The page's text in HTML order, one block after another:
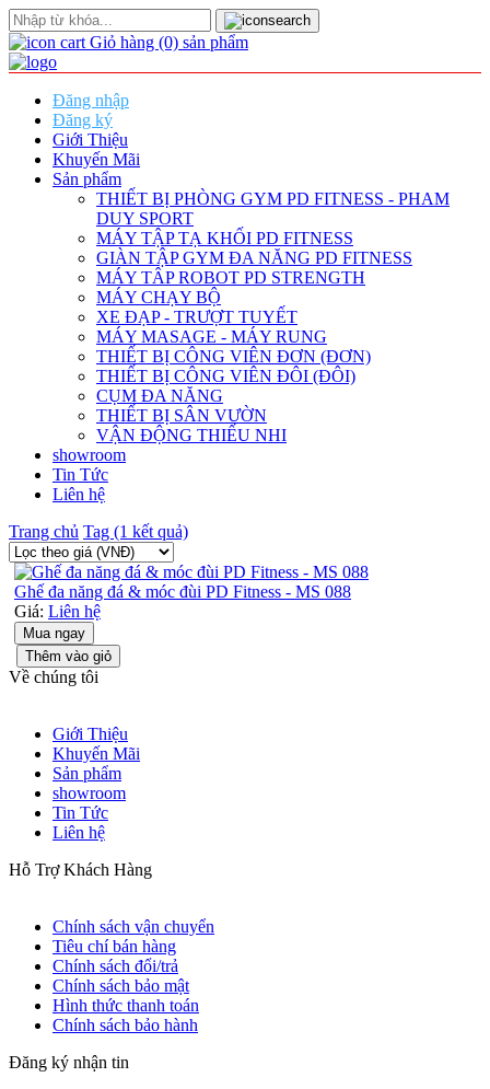
Giỏ hàng (0) sản phẩm
Đăng nhập
Đăng ký
Giới Thiệu
Khuyến Mãi
Sản phẩm
THIẾT BỊ PHÒNG GYM PD FITNESS - PHAM
DUY SPORT
MÁY TẬP TẠ KHỐI PD FITNESS
GIÀN TẬP GYM ĐA NĂNG PD FITNESS
MÁY TÂP ROBOT PD STRENGTH
MÁY CHẠY BỘ
XE ĐẠP - TRƯỢT TUYẾT
MÁY MASAGE - MÁY RUNG
THIẾT BỊ CÔNG VIÊN ĐƠN (ĐƠN)
THIẾT BỊ CÔNG VIÊN ĐÔI (ĐÔI)
CỤM ĐA NĂNG
THIẾT BỊ SÂN VƯỜN
VẬN ĐỘNG THIẾU NHI
showroom
Tin Tức
Liên hệ
Trang chủ Tag (1 kết quả)
Ghế đa năng đá & móc đùi PD Fitness - MS 088
Giá: Liên hệ
Mua ngay
Thêm vào giỏ
Về chúng tôi
Giới Thiệu
Khuyến Mãi
Sản phẩm
showroom
Tin Tức
Liên hệ
Hỗ Trợ Khách Hàng
Chính sách vận chuyển
Tiêu chí bán hàng
Chính sách đổi/trả
Chính sách bảo mật
Hình thức thanh toán
Chính sách bảo hành
Đăng ký nhận tin